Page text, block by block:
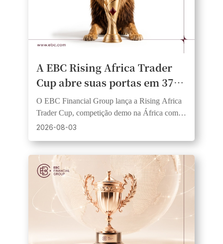
A EBC Rising Africa Trader
Cup abre suas portas em 37
países africanos, oferecendo
aos traders igualdade de
oportunidades e a chance de
ganhar prêmios em dinheiro
O EBC Financial Group lança a Rising Africa
Trader Cup, competição demo na África com
USD 1.000 em prêmios, 20 vencedores e
2026-08-03